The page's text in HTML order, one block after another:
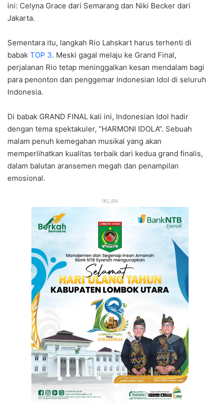
ini: Celyna Grace dari Semarang dan Niki Becker dari
Jakarta.
Sementara itu, langkah Rio Lahskart harus terhenti di
babak TOP 3. Meski gagal melaju ke Grand Final,
perjalanan Rio tetap meninggalkan kesan mendalam bagi
para penonton dan penggemar Indonesian Idol di seluruh
Indonesia.
Di babak GRAND FINAL kali ini, Indonesian Idol hadir
dengan tema spektakuler, “HARMONI IDOLA”. Sebuah
malam penuh kemegahan musikal yang akan
memperlihatkan kualitas terbaik dari kedua grand finalis,
dalam balutan aransemen megah dan penampilan
emosional.
IKLAN